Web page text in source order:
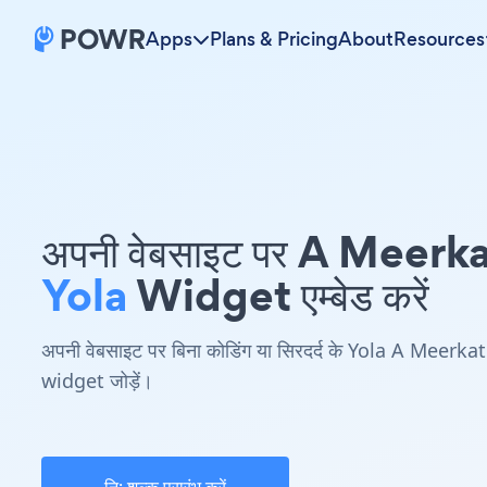
Apps Plans & PricingAboutResources
अपनी वेबसाइट पर A
YolaWidget एम्बेड करें
अपनी वेबसाइट पर बिना कोडिंग या सिरदर्द के Yola A Meerkat
widget जोड़ें।